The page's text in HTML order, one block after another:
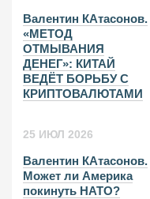
Валентин КАтасонов.
«МЕТОД
ОТМЫВАНИЯ
ДЕНЕГ»: КИТАЙ
ВЕДЁТ БОРЬБУ С
КРИПТОВАЛЮТАМИ
25 ИЮЛ 2026
Валентин КАтасонов.
Может ли Америка
покинуть НАТО?